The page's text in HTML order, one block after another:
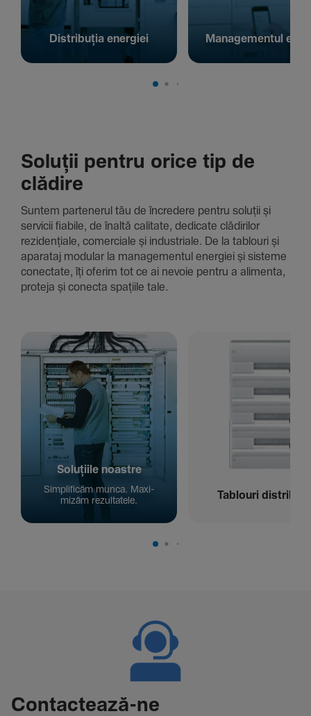
Distribuția energiei Managementul
Soluții pentru orice tip de
clădire
Suntem parte­nerul tău de încre­dere pentru soluții și
servicii fiabile, de înaltă cali­tate, dedi­cate clădi­rilor
rezi­den­țiale, comer­ciale și indus­triale. De la tablouri și
aparataj modular la managementul energiei și sisteme
conec­tate, îți oferim tot ce ai nevoie pentru a alimenta,
proteja și conecta spațiile tale.
Solu­țiile noastre
Simpli­ficăm munca. Maxi­
mizăm rezul­ta­tele.
Tablouri
Contac­tează-ne